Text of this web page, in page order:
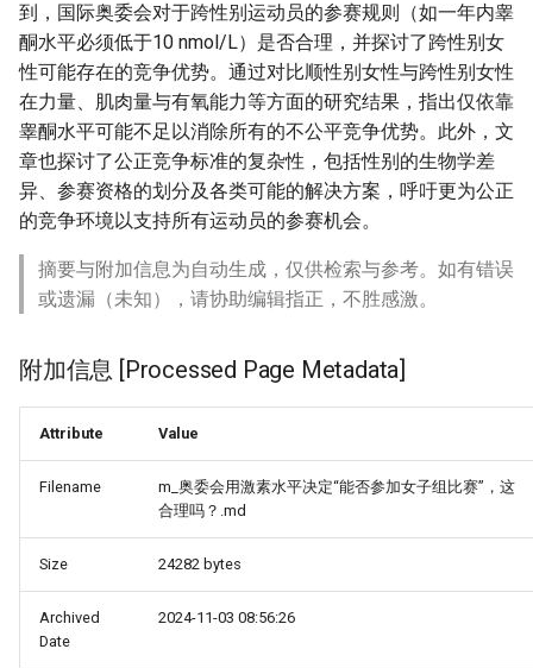
到，国际奥委会对于跨性别运动员的参赛规则（如一年内睾
酮水平必须低于10 nmol/L）是否合理，并探讨了跨性别女
性可能存在的竞争优势。通过对比顺性别女性与跨性别女性
在力量、肌肉量与有氧能力等方面的研究结果，指出仅依靠
睾酮水平可能不足以消除所有的不公平竞争优势。此外，文
章也探讨了公正竞争标准的复杂性，包括性别的生物学差
异、参赛资格的划分及各类可能的解决方案，呼吁更为公正
的竞争环境以支持所有运动员的参赛机会。
摘要与附加信息为自动生成，仅供检索与参考。如有错误
或遗漏（未知），请协助编辑指正，不胜感激。
附加信息 [Processed Page Metadata]
Attribute Value
Filename
m_奥委会用激素水平决定“能否参加女子组比赛”，这
合理吗？.md
Size 24282 bytes
Archived
Date
2024-11-03 08:56:26